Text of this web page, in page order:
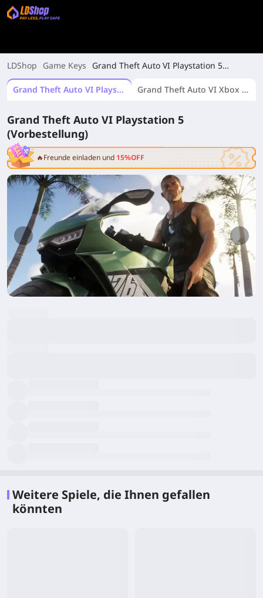
LDShop Game Keys
Grand Theft Auto VI Playstation 5
Grand Theft Auto VI Playstation 5 (Vorbestellung)
Grand Theft Auto VI Xbox Series X|S (Vorbestellung)
Grand Theft Auto VI Playstation 5
(Vorbestellung)
🔥Freunde einladen und 15%OFF
Weitere Spiele, die Ihnen gefallen
könnten